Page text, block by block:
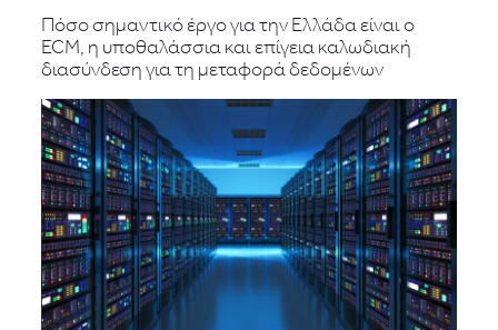
Πόσο σημαντικό έργο για την Ελλάδα είναι ο
ECM, η υποθαλάσσια και επίγεια καλωδιακή
διασύνδεση για τη μεταφορά δεδομένων